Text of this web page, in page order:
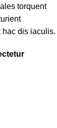
torquent
hac dis iaculis.